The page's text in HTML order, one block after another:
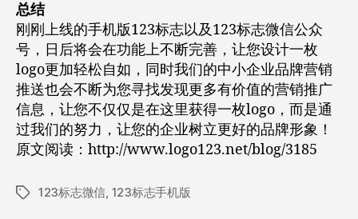
总结
刚刚上线的手机版123标志以及123标志微信公众
号，日后将会在功能上不断完善，让您设计一枚
logo更加轻松自如，同时我们的中小企业品牌营销
推送也会不断为您寻找发现更多有价值的营销推广
信息，让您不仅仅是在这里获得一枚logo，而是通
过我们的努力，让您的企业树立更好的品牌形象！
原文阅读：http://www.logo123.net/blog/3185
标
123标志微信, 123标志手机版